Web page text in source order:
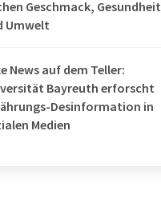
Geschmack, Gesundheit
Umwelt
News auf dem Teller:
Bayreuth erforscht
Desinformation in
Medien